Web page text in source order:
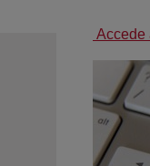
Accede